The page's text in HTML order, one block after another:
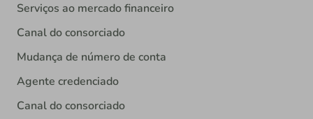
Serviços ao mercado financeiro
Canal do consorciado
Mudança de número de conta
Agente credenciado
Canal do consorciado